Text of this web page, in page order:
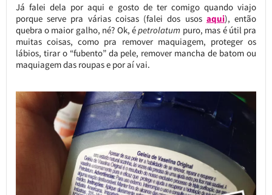
Já falei dela por aqui e gosto de ter comigo quando viajo
porque serve pra várias coisas (falei dos usosaqui), então
quebra o maior galho, né? Ok, épetrolatum puro, mas é útil pra
muitas coisas, como pra remover maquiagem, proteger os
lábios, tirar o “fubento” da pele, remover mancha de batom ou
maquiagem das roupas e por aí vai.